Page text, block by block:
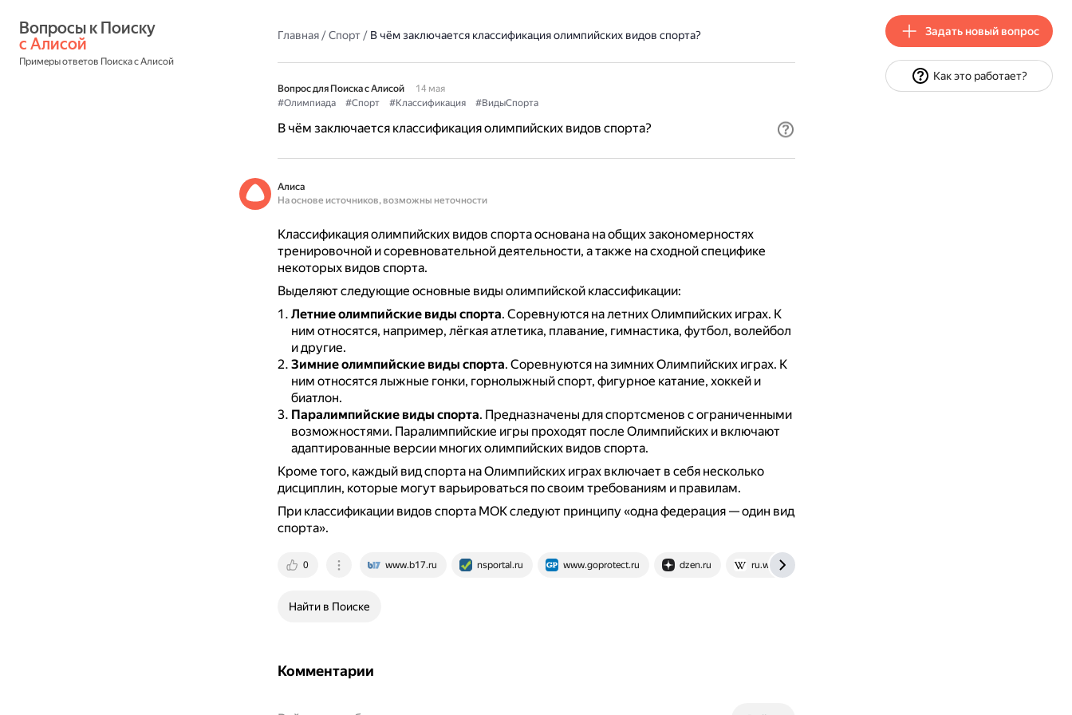
с Алисой
Примеры ответов Поиска с Алисой
Главная/Спорт/ В чём заключается классификация олимпийских видов спорта?
Вопрос для Поиска с Алисой
14 мая
#Олимпиада
#Спорт #Классификация #ВидыСпорта
В чём заключается классификация олимпийских видов спорта?
Алиса
На основе источников, возможны неточности
Классификация олимпийских видов спорта основана на общих закономерностях
тренировочной и соревновательной деятельности, а также на сходной специфике
некоторых видов спорта.
Выделяют следующие основные виды олимпийской классификации:
Летние олимпийские виды спорта. Соревнуются на летних Олимпийских играх. К
ним относятся, например, лёгкая атлетика, плавание, гимнастика, футбол, волейбол
и другие.
Зимние олимпийские виды спорта. Соревнуются на зимних Олимпийских играх. К
ним относятся лыжные гонки, горнолыжный спорт, фигурное катание, хоккей и
биатлон.
Паралимпийские виды спорта. Предназначены для спортсменов с ограниченными
возможностями. Паралимпийские игры проходят после Олимпийских и включают
адаптированные версии многих олимпийских видов спорта.
Кроме того, каждый вид спорта на Олимпийских играх включает в себя несколько
дисциплин, которые могут варьироваться по своим требованиям и правилам.
При классификации видов спорта МОК следуют принципу «одна федерация — один вид
спорта».
0 www.b17.ru nsportal.ru www.goprotect.ru dzen.ru ru.wikipedia.org
Найти в Поиске
Комментарии
Задать новый вопрос
Как это работает?